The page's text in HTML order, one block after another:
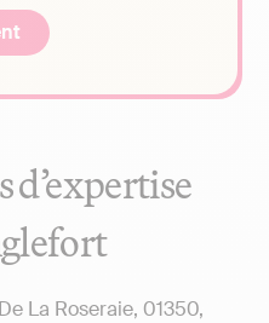
d’expertise
La Roseraie, 01350,